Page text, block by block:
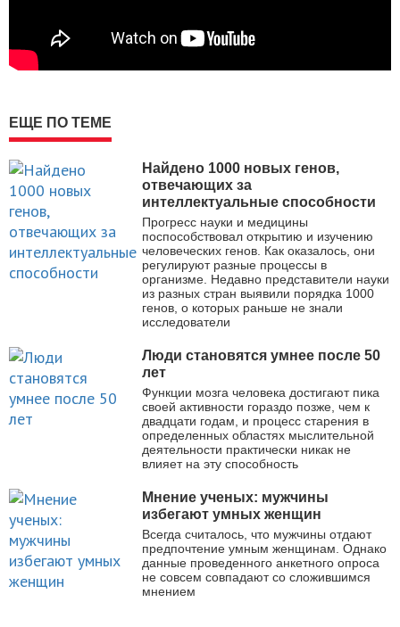
ЕЩЕ ПО ТЕМЕ
Найдено 1000 новых генов,
отвечающих за
интеллектуальные способности
Прогресс науки и медицины
поспособствовал открытию и изучению
человеческих генов. Как оказалось, они
регулируют разные процессы в
организме. Недавно представители науки
из разных стран выявили порядка 1000
генов, о которых раньше не знали
исследователи
Люди становятся умнее после 50
лет
Функции мозга человека достигают пика
своей активности гораздо позже, чем к
двадцати годам, и процесс старения в
определенных областях мыслительной
деятельности практически никак не
влияет на эту способность
Мнение ученых: мужчины
избегают умных женщин
Всегда считалось, что мужчины отдают
предпочтение умным женщинам. Однако
данные проведенного анкетного опроса
не совсем совпадают со сложившимся
мнением